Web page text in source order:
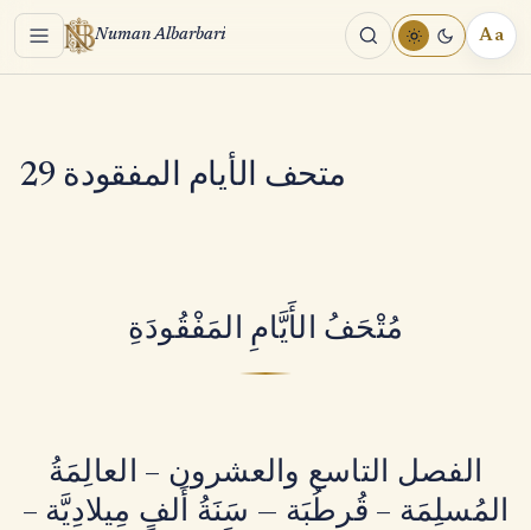
Menu Numan Albarbari Aa
متحف الأيام المفقودة 29
مُتْحَفُ الأَيَّامِ المَفْقُودَةِ
الفصل التاسع والعشرون – العالِمَةُ
المُسلِمَة – قُرطُبَة — سَنَةُ أَلفٍ مِيلادِيَّة –